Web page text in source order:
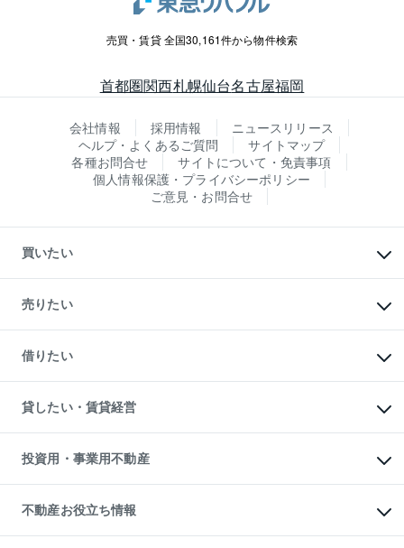
売買・賃貸 全国30,161件から物件検索
首都圏関西札幌仙台名古屋福岡
会社情報 採用情報
ニュースリリース
ヘルプ・よくあるご質問
サイトマップ
各種お問合せ
サイトについて・免責事項
個人情報保護・プライバシーポリシー
ご意見・お問合せ
買いたい
新築・分譲マンションの購入
中古マンションの購入
一戸建ての購入
中古一戸建ての購入
不動産購入の流れ
注目キーワード物件特集
購入ガイド
English 繁体中文簡体中文
売りたい
一戸建ての売却・査定
土地の売却・査定
スピードAI査定
不動産査定について
不動産売却の流れ
不動産買換えの流れ
売却ガイド
借りたい
オフィス・店舗の賃貸
借りるときの流れ
借りるガイド
貸したい・賃貸経営
マンション賃料データ
賃貸管理プラン
リロケーションについて
貸すガイド
投資用・事業用不動産
事業用不動産
マンション投資
投資用マンション
不動産お役立ち情報